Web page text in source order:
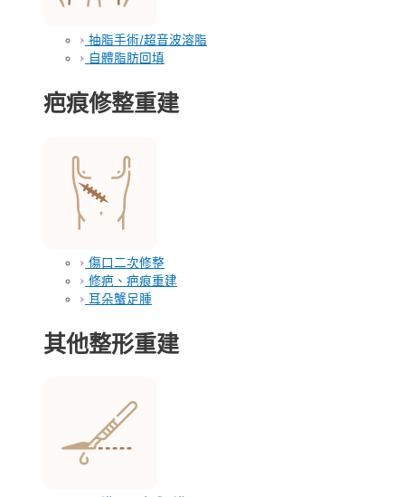
抽脂手術/超音波溶脂
自體脂肪回填
疤痕修整重建
傷口二次修整
修疤、疤痕重建
耳朵蟹足腫
其他整形重建